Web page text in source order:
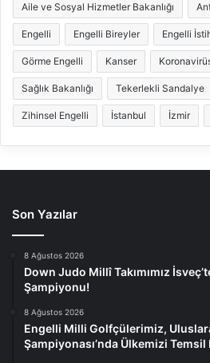
Aile ve Sosyal Hizmetler Bakanlığı
Engelli Engelli Bireyler Engelli
Görme Engelli Kanser
Sağlık Bakanlığı Tekerlekli Sandalye
Zihinsel Engelli İstanbul İzmir
Son Yazılar
8 Ağustos 2026
Down Judo Millî Takımımız
Şampiyonu!
8 Ağustos 2026
Engelli Milli Golfçülerimiz,
Şampiyonası’nda Ülkemizi Temsil